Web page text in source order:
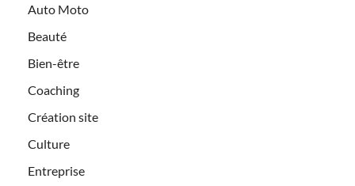
Auto Moto
Beauté
Bien-être
Coaching
Création site
Culture
Entreprise